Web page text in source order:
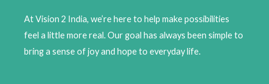
At Vision 2 India, we’re here to help make possibilities
feel a little more real. Our goal has always been simple to
bring a sense of joy and hope to everyday life.